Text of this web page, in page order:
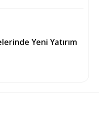
Yeni Yatırım